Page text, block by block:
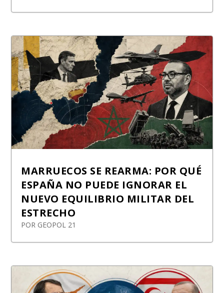
MARRUECOS SE REARMA: POR QUÉ
ESPAÑA NO PUEDE IGNORAR EL
NUEVO EQUILIBRIO MILITAR DEL
ESTRECHO
POR GEOPOL 21